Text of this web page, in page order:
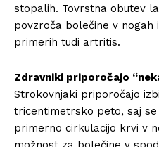
stopalih. Tovrstna obutev
povzroča bolečine v
primerih tudi artritis.
Zdravniki priporočajo
Strokovnjaki priporočajo
tricentimetrsko peto, saj se
primerno cirkulacijo krvi v